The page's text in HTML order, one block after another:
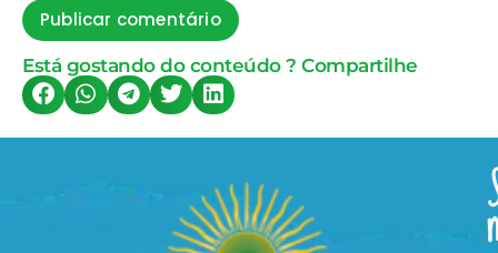
Está gostando do conteúdo ? Compartilhe